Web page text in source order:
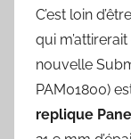
C’est loin
qui
nouvelle
PAM01800)
replique